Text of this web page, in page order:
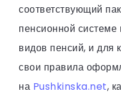
соответствующий
пенсионной системе
видов пенсий, и для
свои правила
на Pushkinska.net,